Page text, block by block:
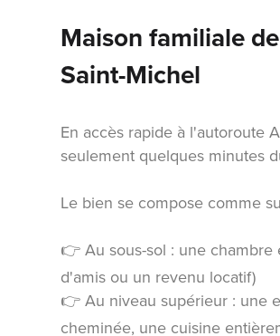
Maison familiale
Saint-Michel
En accès rapide à l'autoroute
seulement quelques minutes
Le bien se compose comme
👉 Au sous-sol : une
d'amis ou un revenu locatif)
👉 Au niveau supérieur : une
cheminée, une cuisine